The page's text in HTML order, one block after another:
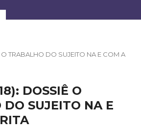
O TRABALHO DO SUJEITO NA E COM A
DOSSIÊ O
SUJEITO NA E